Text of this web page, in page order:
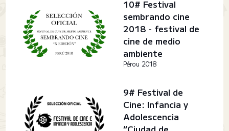
10# Festival
sembrando cine
2018 - festival de
cine de medio
ambiente
Pérou 2018
9# Festival de
Cine: Infancia y
Adolescencia